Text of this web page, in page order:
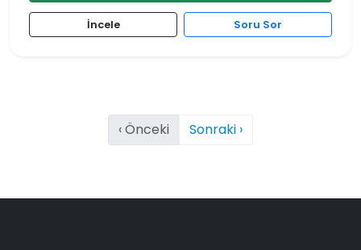
İncele Soru Sor
‹ Önceki Sonraki ›